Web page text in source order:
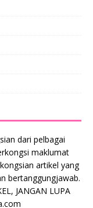
dari pelbagai
maklumat
artikel yang
bertanggungjawab.
JANGAN LUPA